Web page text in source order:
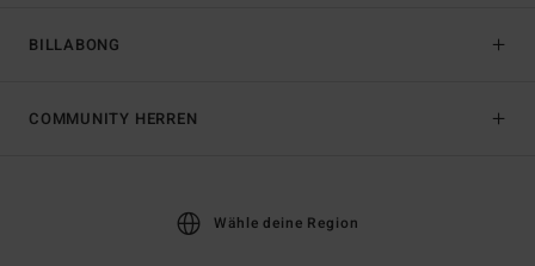
BILLABONG
COMMUNITY HERREN
Wähle deine Region